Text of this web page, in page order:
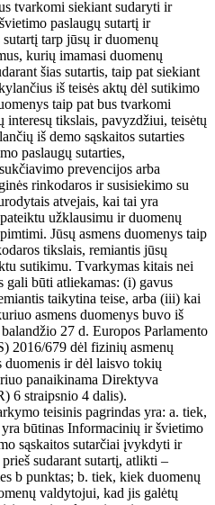
tvarkomi siekiant sudaryti ir
paslaugų sutartį ir
tarp jūsų ir duomenų
kurių imamasi duomenų
šias sutartis, taip pat siekiant
iš teisės aktų dėl sutikimo
taip pat bus tvarkomi
interesų tikslais, pavyzdžiui, teisėtų
iš demo sąskaitos sutarties
paslaugų sutarties,
prevencijos arba
rinkodaros ir susisiekimo su
atvejais, kai tai yra
užklausimu ir duomenų
Jūsų asmens duomenys taip
tikslais, remiantis jūsų
sutikimu. Tvarkymas kitais nei
gali būti atliekamas: (i) gavus
taikytina teise, arba (iii) kai
asmens duomenys buvo iš
27 d. Europos Parlamento
2016/679 dėl fizinių asmenų
duomenis ir dėl laisvo tokių
panaikinama Direktyva
6 straipsnio 4 dalis).
teisinis pagrindas yra: a. tiek,
būtinas Informacinių ir švietimo
sąskaitos sutarčiai įvykdyti ir
sudarant sutartį, atlikti –
b punktas; b. tiek, kiek duomenų
valdytojui, kad jis galėtų